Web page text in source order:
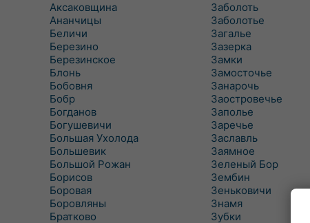
Аксаковщина
Ананчицы
Беличи
Березино
Березинское
Блонь
Бобовня
Бобр
Богданов
Богушевичи
Большая Ухолода
Большевик
Большой Рожан
Борисов
Боровая
Боровляны
Братково
Заболоть
Заболотье
Загалье
Зазерка
Замки
Замосточье
Занарочь
Заостровечье
Заполье
Заречье
Заславль
Заямное
Зеленый Бор
Зембин
Зеньковичи
Знамя
Зубки